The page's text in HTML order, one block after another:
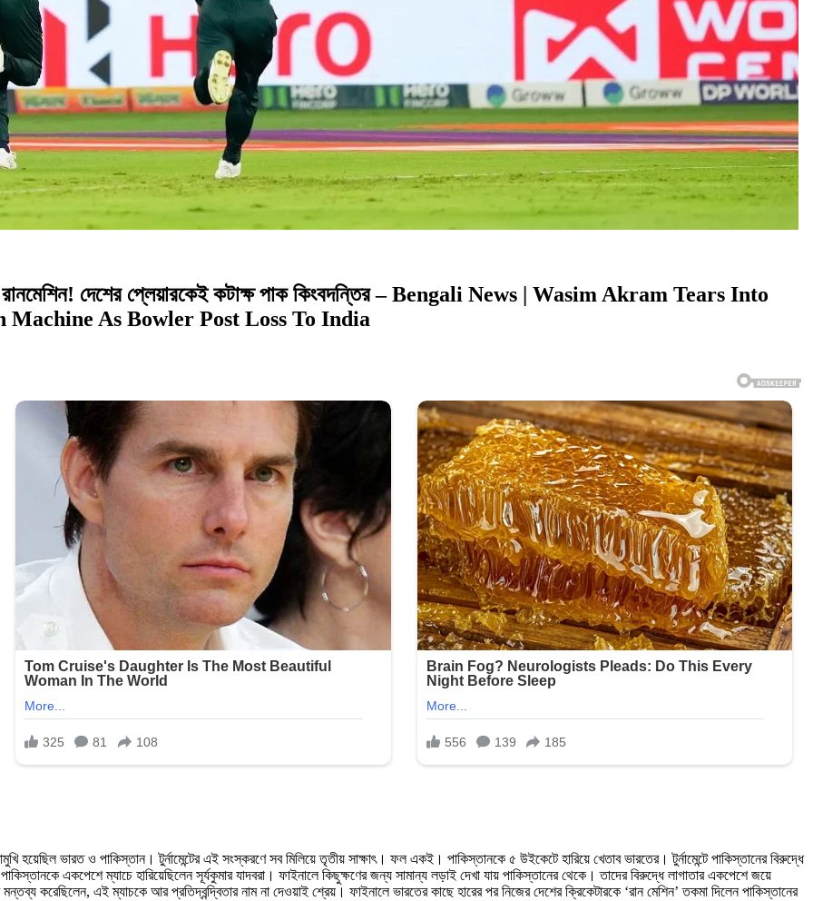
দেশের প্লেয়ারকেই কটাক্ষ পাক কিংবদন্তির – Bengali News | Wasim Akram Tears Into
As Bowler Post Loss To India
হয়েছিল ভারত ও পাকিস্তান। টুর্নামেন্টের এই সংস্করণে সব মিলিয়ে তৃতীয় সাক্ষাৎ। ফল একই। পাকিস্তানকে ৫ উইকেটে হারিয়ে খেতাব ভারতের। টুর্নামেন্টে পাকিস্তানের বিরুদ্ধে
একপেশে ম্যাচে হারিয়েছিলেন সূর্যকুমার যাদবরা। ফাইনালে কিছুক্ষণের জন্য সামান্য লড়াই দেখা যায় পাকিস্তানের থেকে। তাদের বিরুদ্ধে লাগাতার একপেশে জয়ে
করেছিলেন, এই ম্যাচকে আর প্রতিদ্বন্দ্বিতার নাম না দেওয়াই শ্রেয়। ফাইনালে ভারতের কাছে হারের পর নিজের দেশের ক্রিকেটারকে ‘রান মেশিন’ তকমা দিলেন পাকিস্তানের